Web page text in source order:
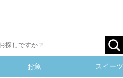
お魚 スイーツ